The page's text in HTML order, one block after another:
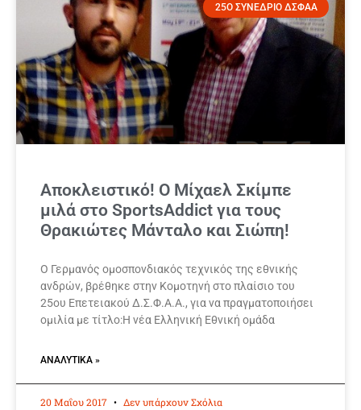
25Ο ΣΥΝΕΔΡΙΟ ΔΣΦΑΑ
Αποκλειστικό! O Μίχαελ Σκίμπε
μιλά στο SportsAddict για τους
Θρακιώτες Μάνταλο και Σιώπη!
Ο Γερμανός ομοσπονδιακός τεχνικός της εθνικής
ανδρών, βρέθηκε στην Κομοτηνή στο πλαίσιο του
25ου Επετειακού Δ.Σ.Φ.Α.Α., για να πραγματοποιήσει
ομιλία με τίτλο:Η νέα Ελληνική Εθνική ομάδα
ΑΝΑΛΥΤΙΚΆ »
20 Μαΐου 2017 Δεν υπάρχουν Σχόλια